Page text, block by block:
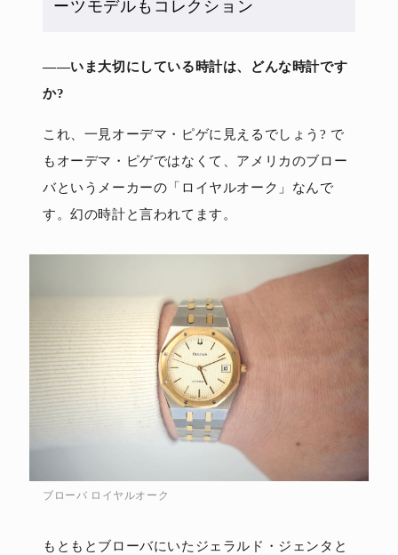
ーツモデルもコレクション
――いま大切にしている時計は、どんな時計です
か?
これ、一見オーデマ・ピゲに見えるでしょう? で
もオーデマ・ピゲではなくて、アメリカのブロー
バというメーカーの「ロイヤルオーク」なんで
す。幻の時計と言われてます。
ブローバ ロイヤルオーク
もともとブローバにいたジェラルド・ジェンタと